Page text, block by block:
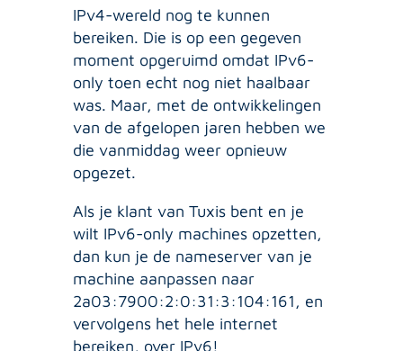
IPv4-wereld nog te kunnen
bereiken. Die is op een gegeven
moment opgeruimd omdat IPv6-
only toen echt nog niet haalbaar
was. Maar, met de ontwikkelingen
van de afgelopen jaren hebben we
die vanmiddag weer opnieuw
opgezet.
Als je klant van Tuxis bent en je
wilt IPv6-only machines opzetten,
dan kun je de nameserver van je
machine aanpassen naar
2a03:7900:2:0:31:3:104:161, en
vervolgens het hele internet
bereiken, over IPv6!